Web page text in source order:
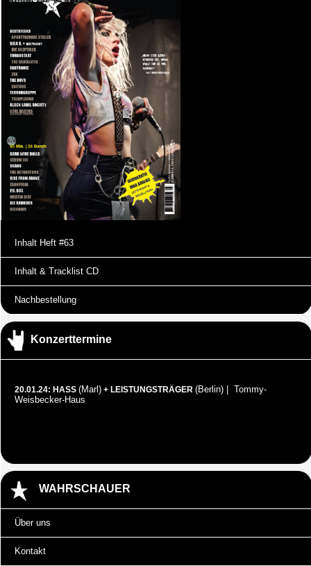
Inhalt Heft #63
Inhalt & Tracklist CD
Nachbestellung
Konzerttermine
20.01.24: HASS (Marl) + LEISTUNGSTRÄGER (Berlin) | Tommy-
Weisbecker-Haus
WAHRSCHAUER
Über uns
Kontakt